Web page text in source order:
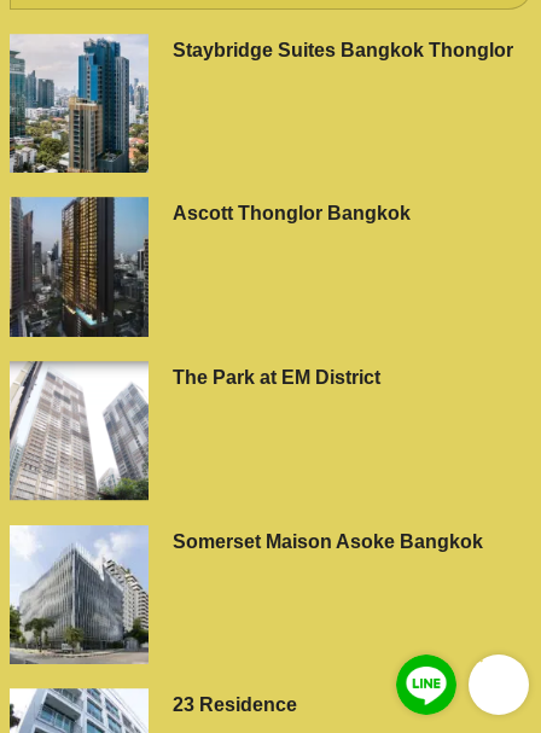
Staybridge Suites Bangkok Thonglor
Ascott Thonglor Bangkok
The Park at EM District
Somerset Maison Asoke Bangkok
23 Residence